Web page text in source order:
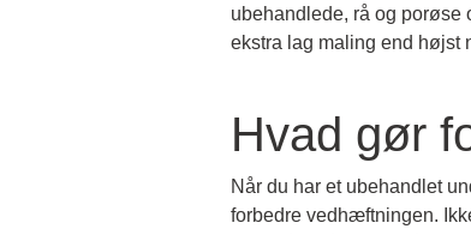
ubehandlede, rå og porøse
ekstra lag maling end højst
Hvad gør
Når du har et ubehandlet
forbedre vedhæftningen.